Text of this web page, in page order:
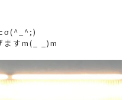
σ(^_^;)
ますm(_ _)m